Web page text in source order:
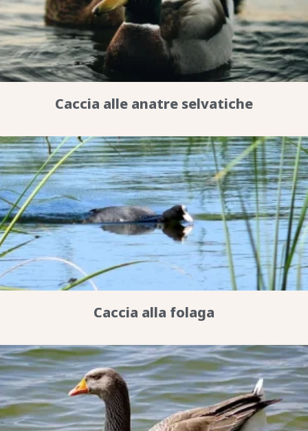
Caccia alle anatre selvatiche
Caccia alla folaga